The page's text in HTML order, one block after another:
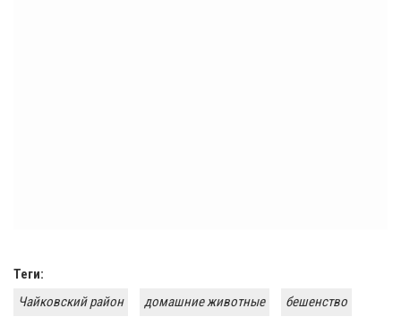
Теги:
Чайковский район
домашние животные бешенство